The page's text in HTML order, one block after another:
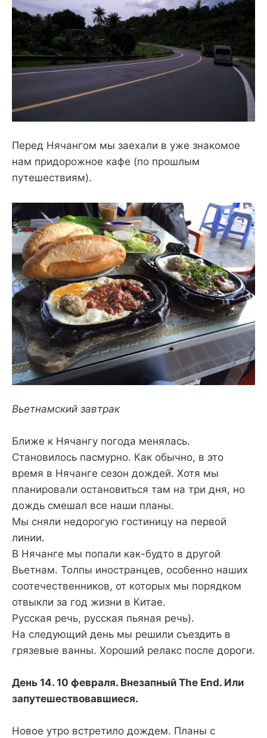
Перед Нячангом мы заехали в уже знакомое
нам придорожное кафе (по прошлым
путешествиям).
Вьетнамский завтрак
Ближе к Нячангу погода менялась.
Становилось пасмурно. Как обычно, в это
время в Нячанге сезон дождей. Хотя мы
планировали остановиться там на три дня, но
дождь смешал все наши планы.
Мы сняли недорогую гостиницу на первой
линии.
В Нячанге мы попали как-будто в другой
Вьетнам. Толпы иностранцев, особенно наших
соотечественников, от которых мы порядком
отвыкли за год жизни в Китае.
Русская речь, русская пьяная речь).
На следующий день мы решили съездить в
грязевые ванны. Хороший релакс после дороги.
День 14. 10 февраля. Внезапный The End. Или
запутешествовавшиеся.
Новое утро встретило дождем. Планы с